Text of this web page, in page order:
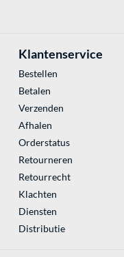
Klantenservice
Bestellen
Betalen
Verzenden
Afhalen
Orderstatus
Retourneren
Retourrecht
Klachten
Diensten
Distributie